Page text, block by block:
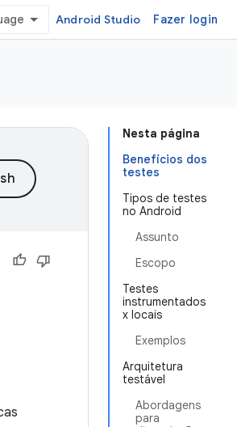
Android Studio Fazer login
Nesta página
Benefícios dos
testes
Tipos de testes
no Android
Assunto
Escopo
Testes
instrumentados
x locais
Exemplos
Arquitetura
testável
Abordagens
para